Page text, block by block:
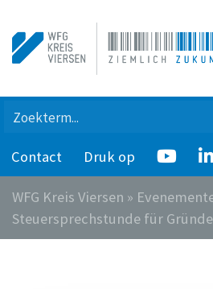
Contact Druk op
WFG Kreis Viersen »
Steuersprechstunde für